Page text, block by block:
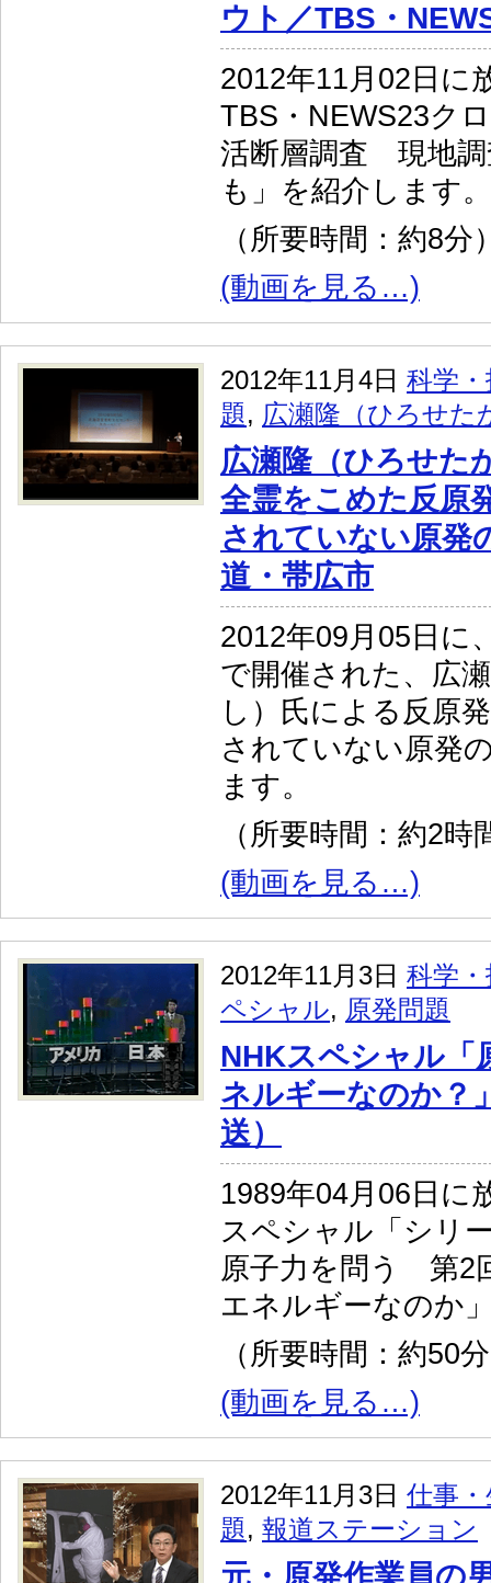
ウト／TBS・
2012年11月02日に
TBS・NEWS23ク
活断層調査 現地調
も」を紹介します。
（所要時間：約8分
(動画を見る…)
2012年11月4日 科学
題, 広瀬隆（ひろせた
広瀬隆（ひろせた
全霊をこめた反原
されていない原発
道・帯広市
2012年09月05日に
で開催された、広
し）氏による反原
されていない原発
ます。
（所要時間：約2時
(動画を見る…)
2012年11月3日 科学
ペシャル, 原発問題
NHKスペシャル「
ネルギーなのか？
送）
1989年04月06日に
スペシャル「シリ
原子力を問う 第2
エネルギーなのか
（所要時間：約50
(動画を見る…)
2012年11月3日 仕事
題, 報道ステーション
元・原発作業員の